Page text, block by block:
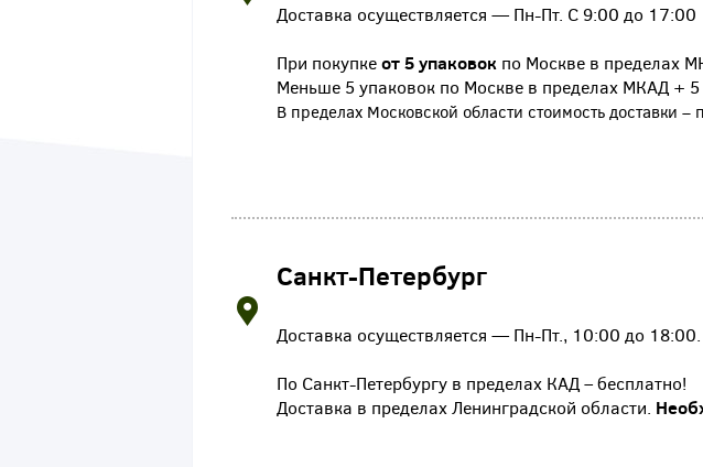
Доставка осуществляется — Пн-Пт. С 9:00 до 17:00
При покупкеот 5 упаковок по Москве в пределах
Меньше 5 упаковок по Москве в пределах МКАД +
В пределах Московской области стоимость доставки –
Санкт-Петербург
Доставка осуществляется — Пн-Пт., 10:00 до 18:00.
По Санкт-Петербургу в пределах КАД – бесплатно!
Доставка в пределах Ленинградской области.